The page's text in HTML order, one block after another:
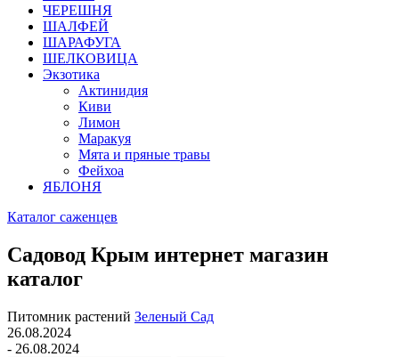
ЧЕРЕШНЯ
ШАЛФЕЙ
ШАРАФУГА
ШЕЛКОВИЦА
Экзотика
Актинидия
Киви
Лимон
Маракуя
Мята и пряные травы
Фейхоа
ЯБЛОНЯ
Каталог саженцев
Садовод Крым интернет магазин
каталог
Питомник растений Зеленый Сад
26.08.2024
- 26.08.2024